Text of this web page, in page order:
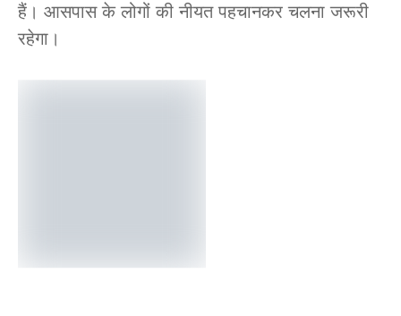
हैं। आसपास के लोगों की नीयत पहचानकर चलना जरूरी
रहेगा।